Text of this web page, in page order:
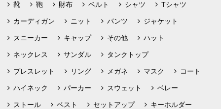
靴 鞄 財布 ベルト シャツ Tシャツ
カーディガン ニット パンツ ジャケット
スニーカー キャップ その他 ハット
ネックレス サンダル タンクトップ
ブレスレット リング メガネ マスク コート
ハイネック パーカー スウェット ベレー
ストール ベスト セットアップ キーホルダー